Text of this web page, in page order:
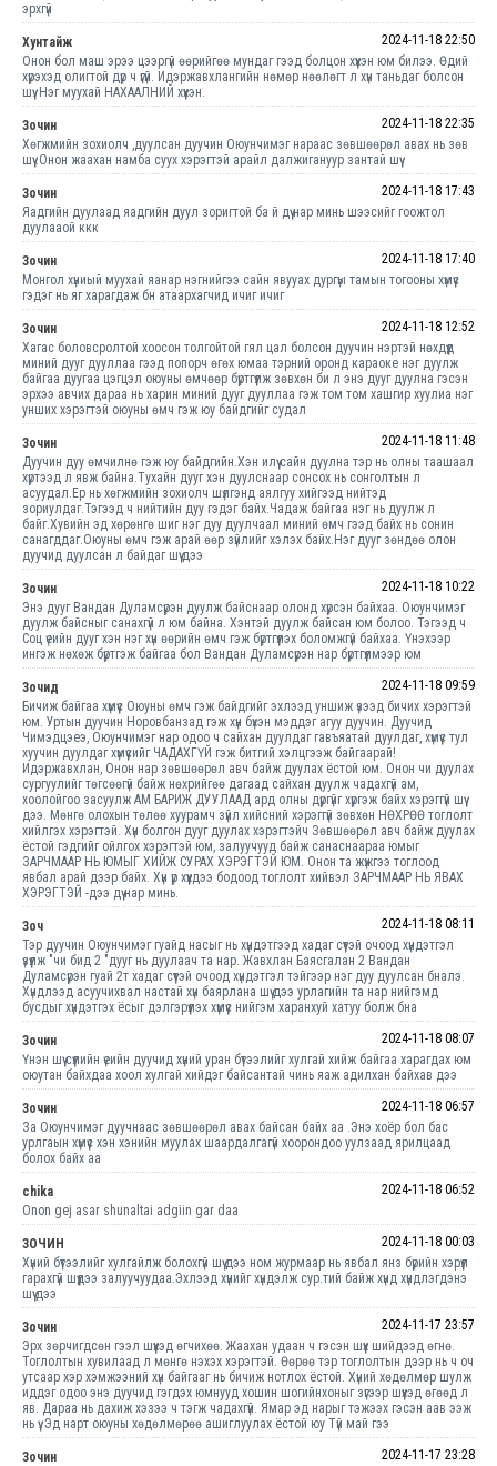
эрхгүй
Хунтайж
2024-11-18 22:50
Онон бол маш эрээ цээргүй өөрийгөө мундаг гээд болцон хүүхэн юм билээ. Өдий
хүрэхэд олигтой дүр ч үгүй. Идэржавхлангийн нөмөр нөөлөгт л хүн таньдаг болсон
шүү. Нэг муухай НАХААЛНИЙ хүүхэн.
Зочин
2024-11-18 22:35
Хөгжмийн зохиолч ,дуулсан дуучин Оюунчимэг нараас зөвшөөрөл авах нь зөв
шүү .Онон жаахан намба суух хэрэгтэй арайл далжигануур зантай шүү
Зочин
2024-11-18 17:43
Яадгийн дуулаад яадгийн дуул зоригтой ба й дүү нар минь шээсийг гоожтол
дуулааой ккк
Зочин
2024-11-18 17:40
Монгол хүниый муухай яанар нэгнийгээ сайн явууах дургүы тамын тогооны хүмүүс
гэдэг нь яг харагдаж бн атаархагчид ичиг ичиг
Зочин
2024-11-18 12:52
Хагас боловсролтой хоосон толгойтой гял цал болсон дуучин нэртэй нөхдүүд
миний дууг дууллаа гээд попорч өгөх юмаа тэрний оронд караоке нэг дуулж
байгаа дуугаа цэгцэл оюуны өмчөөр бүртгүүлж зөвхөн би л энэ дууг дуулна гэсэн
эрхээ авчих дараа нь харин миний дууг дууллаа гэж том том хашгир хуулиа нэг
унших хэрэгтэй оюуны өмч гэж юу байдгийг судал
Зочин
2024-11-18 11:48
Дуучин дуу өмчилнө гэж юу байдгийн.Хэн илүү сайн дуулна тэр нь олны таашаал
хүртээд л явж байна.Тухайн дууг хэн дуулснаар сонсох нь сонголтын л
асуудал.Ер нь хөгжмийн зохиолч шүлгэнд аялгуу хийгээд нийтэд
зориулдаг.Тэгээд ч нийтийн дуу гэдэг байх.Чадаж байгаа нэг нь дуулж л
байг.Хувийн эд хөрөнгө шиг нэг дуу дуулчаал миний өмч гээд байх нь сонин
санагддаг.Оюуны өмч гэж арай өөр зүйлийг хэлэх байх.Нэг дууг зөндөө олон
дуучид дуулсан л байдаг шүү дээ
Зочин
2024-11-18 10:22
Энэ дууг Вандан Дуламсүрэн дуулж байснаар олонд хүрсэн байхаа. Оюунчимэг
дуулж байсныг санахгүй л юм байна. Хэнтэй дуулж байсан юм болоо. Тэгээд ч
Соц үеийн дууг хэн нэг хүн өөрийн өмч гэж бүртгүүлэх боломжгүй байхаа. Үнэхээр
ингэж нөхөж бүртгэж байгаа бол Вандан Дуламсүрэн нар бүртгүүлмээр юм
Зочид
2024-11-18 09:59
Бичиж байгаа хүмүүс Оюуны өмч гэж байдгийг эхлээд уншиж үзээд бичих хэрэгтэй
юм. Уртын дуучин Норовбанзад гэж хүн бүхэн мэддэг агуу дуучин. Дуучид
Чимэдцэеэ, Оюунчимэг нар одоо ч сайхан дуулдаг гавъяатай дуулдаг, хүмүүс тул
хуучин дуулдаг хүмүүсийг ЧАДАХГҮЙ гэж битгий хэлцгээж байгаарай!
Идэржавхлан, Онон нар зөвшөөрөл авч байж дуулах ёстой юм. Онон чи дуулах
сургуулийг төгсөөгүй байж нөхрийгөө дагаад сайхан дуулж чадахгүй ам,
хоолойгоо засуулж АМ БАРИЖ ДУУЛААД ард олны дүргүйг хүргэж байх хэрэггүй шүү
дээ. Мөнгө олохын төлөө хуурамч зүйл хийсний хэрэггүй зөвхөн НӨХРӨӨ тоглолт
хийлгэх хэрэгтэй. Хүн болгон дууг дуулах хэрэгтэйч Зөвшөөрөл авч байж дуулах
ёстой гэдгийг ойлгох хэрэгтэй юм, залуучууд байж санаснаараа юмыг
ЗАРЧМААР НЬ ЮМЫГ ХИЙЖ СУРАХ ХЭРЭГТЭЙ ЮМ. Онон та жүжгээ тоглоод
явбал арай дээр байх. Хүн үр хүүхдээ бодоод тоглолт хийвэл ЗАРЧМААР НЬ ЯВАХ
ХЭРЭГТЭЙ -дээ дүү нар минь.
Зоч
2024-11-18 08:11
Тэр дуучин Оюунчимэг гуайд насыг нь хүндэтгээд хадаг сүүтэй очоод хүндэтгэл
үзүүлж "чи бид 2 "дууг нь дуулаач та нар. Жавхлан Баясгалан 2 Вандан
Дуламсүрэн гуай 2т хадаг сүүтэй очоод хүндэтгэл тэйгээр нэг дуу дуулсан бналэ.
Хүндлээд асуучихвал настай хүн баярлана шүү дээ урлагийн та нар нийгэмд
бусдыг хүндэтгэх ёсыг дэлгэрүүлэх хүмүүс нийгэм харанхуй хатуу болж бна
Зочин
2024-11-18 08:07
Үнэн шүү сүүлийн үеийн дуучид хүний уран бүтээлийг хулгай хийж байгаа харагдах юм
оюутан байхдаа хоол хулгай хийдэг байсантай чинь яаж адилхан байхав дээ
Зочин
2024-11-18 06:57
За Оюунчимэг дуучнаас зөвшөөрөл авах байсан байх аа .Энэ хоёр бол бас
урлгаын хүмүүс хэн хэнийн муулах шаардалгагүй хоорондоо уулзаад ярилцаад
болох байх аа
chika
2024-11-18 06:52
Onon gej asar shunaltai adgiin gar daa
ЗОЧИН
2024-11-18 00:03
Хүний бүтээлийг хулгайлж болохгүй шүү дээ ном журмаар нь явбал янз бүрийн хэрүүл
гарахгүй шүүдээ залуучуудаа.Эхлээд хүнийг хүндэлж сур.тий байж хүнд хүндлэгдэнэ
шүү дээ
Зочин
2024-11-17 23:57
Эрх зөрчигдсөн гээл шүүхэд өгчихөө. Жаахан удаан ч гэсэн шүүх шийдээд өгнө.
Тоглолтын хувилаад л мөнгө нэхэх хэрэгтэй. Өөрөө тэр тоглолтын дээр нь ч оч
утсаар хэр хэмжээний хүн байгааг нь бичиж нотлох ёстой. Хүний хөдөлмөр шулж
иддэг одоо энэ дуучид гэгдэх юмнууд хошин шогийнхоныг зүгээр шүүхэд өгөөд л
яв. Дараа нь дахиж хэзээ ч тэгж чадахгүй. Ямар эд нарыг тэжээх гэсэн аав ээж
нь үү. Эд нарт оюуны хөдөлмөрөө ашиглуулах ёстой юу Түй май гээ
Зочин
2024-11-17 23:28